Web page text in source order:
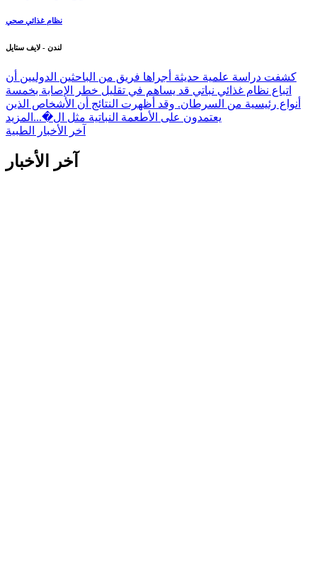
نظام غذائي صحي
لندن - لايف ستايل
كشفت دراسة علمية حديثة أجراها فريق من الباحثين الدوليين أن
اتباع نظام غذائي نباتي قد يساهم في تقليل خطر الإصابة بخمسة
أنواع رئيسية من السرطان. وقد أظهرت النتائج أن الأشخاص الذين
يعتمدون على الأطعمة النباتية مثل ال�... المزيد
آخر الأخبار الطبية
آخر الأخبار